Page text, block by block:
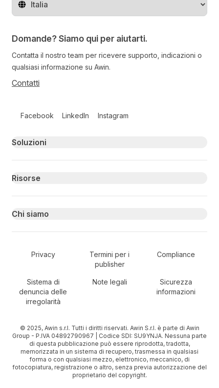
Cambia regione
Domande? Siamo qui per aiutarti.
Contatta il nostro team per ricevere supporto, indicazioni o
qualsiasi informazione su Awin.
Contatti
Facebook LinkedIn Instagram
Primary footer navigation
Soluzioni
Risorse
Chi siamo
Secondary Footer Navigation
Privacy
Termini per i
publisher
Compliance
Sistema di
denuncia delle
irregolarità
Note legali
Sicurezza
informazioni
© 2025, Awin s.r.l. Tutti i diritti riservati. Awin S.r.l. è parte di Awin
Group - P.IVA 04892790967 | Codice SDI: SU9YNJA. Nessuna parte
di questa pubblicazione può essere riprodotta, tradotta,
memorizzata in un sistema di recupero, trasmessa in qualsiasi
forma o con qualsiasi mezzo, elettronico, meccanico, di
fotocopiatura, registrazione o altro, senza previa autorizzazione del
proprietario del copyright.